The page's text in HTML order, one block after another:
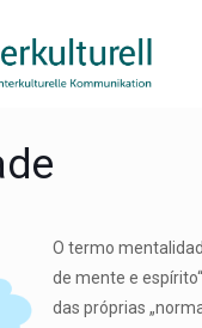
O termo
de mente e
das próprias